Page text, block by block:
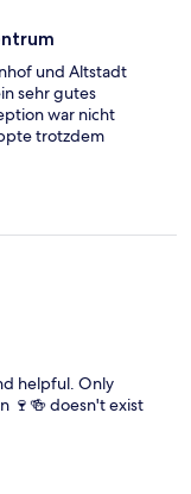
und Altstadt
sehr gutes
war nicht
trotzdem
helpful. Only
🍷🍻 doesn't exist